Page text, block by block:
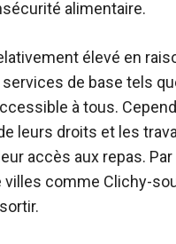
alimentaire.
élevé en
de base tels
à tous.
leurs droits et les
accès aux repas.
comme Clichy-